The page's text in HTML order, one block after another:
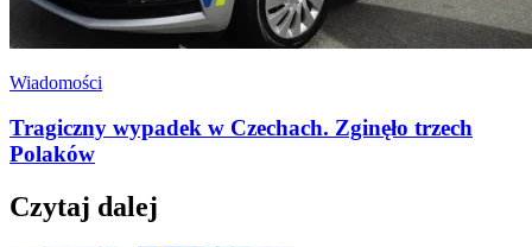
Wiadomości
Tragiczny wypadek w Czechach. Zginęło trzech
Polaków
Czytaj dalej